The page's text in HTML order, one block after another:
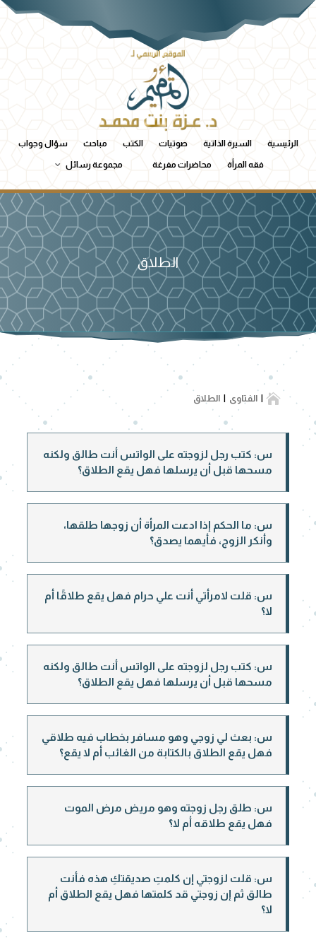
الرئيسية السيرة الذاتية صوتيات الكتب مباحث سؤال وجواب
فقه المرأة محاضرات مفرغة مجموعة رسائل
الطلاق
 الفتاوى الطلاق
س: كتب رجل لزوجته على الواتس أنت طالق ولكنه
مسحها قبل أن يرسلها فهل يقع الطلاق؟
س: ما الحكم إذا ادعت المرأة أن زوجها طلقها،
وأنكر الزوج، فأيهما يصدق؟
س: قلت لامرأتي أنت علي حرام فهل يقع طلاقًا أم
لا؟
س: كتب رجل لزوجته على الواتس أنت طالق ولكنه
مسحها قبل أن يرسلها فهل يقع الطلاق؟
س: بعث لي زوجي وهو مسافر بخطاب فيه طلاقي
فهل يقع الطلاق بالكتابة من الغائب أم لا يقع؟
س: طلق رجل زوجته وهو مريض مرض الموت
فهل يقع طلاقه أم لا؟
س: قلت لزوجتي إن كلمتِ صديقتكِ هذه فأنت
طالق ثم إن زوجتي قد كلمتها فهل يقع الطلاق أم
لا؟